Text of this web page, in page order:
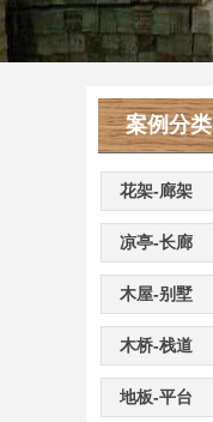
案例分类
花架-廊架
凉亭-长廊
木屋-别墅
木桥-栈道
地板-平台